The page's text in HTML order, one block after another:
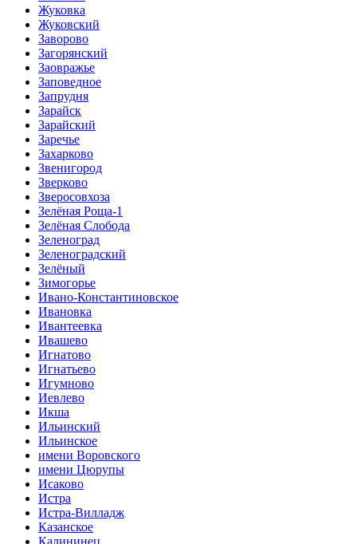
Жуковка
Жуковский
Заворово
Загорянский
Заовражье
Заповедное
Запрудня
Зарайск
Зарайский
Заречье
Захарково
Звенигород
Зверково
Зверосовхоза
Зелёная Роща-1
Зелёная Слобода
Зеленоград
Зеленоградский
Зелёный
Зимогорье
Ивано-Константиновское
Ивановка
Ивантеевка
Ивашево
Игнатово
Игнатьево
Игумново
Иевлево
Икша
Ильинский
Ильинское
имени Воровского
имени Цюрупы
Исаково
Истра
Истра-Вилладж
Казанское